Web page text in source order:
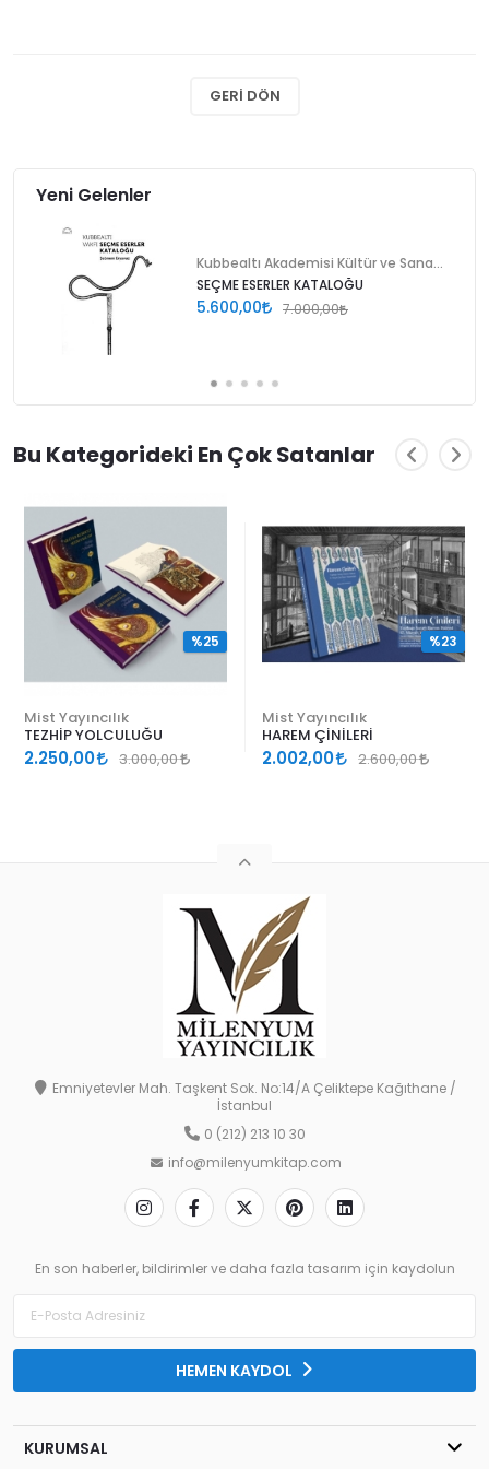
GERI DÖN
Yeni Gelenler
SEÇME ESERLER KATALOĞU
5.600,00 7.000,00
Bu Kategorideki En Çok Satanlar
Mist Yayıncılık
TEZHİP YOLCULUĞU
2.250,00 3.000,00
%25
Mist Yayıncılık
HAREM ÇİNİLERİ
2.002,00 2.600,00
%23
Emniyetevler Mah. Taşkent Sok. No:14/A Çeliktepe Kağıthane /
İstanbul
0 (212) 213 10 30
info@milenyumkitap.com
En son haberler, bildirimler ve daha fazla tasarım için kaydolun
HEMEN KAYDOL
KURUMSAL